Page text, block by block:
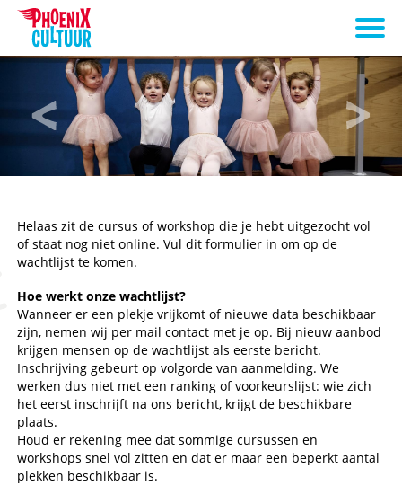
Helaas zit de cursus of workshop die je hebt uitgezocht vol
of staat nog niet online. Vul dit formulier in om op de
wachtlijst te komen.
Hoe werkt onze wachtlijst?
Wanneer er een plekje vrijkomt of nieuwe data beschikbaar
zijn, nemen wij per mail contact met je op. Bij nieuw aanbod
krijgen mensen op de wachtlijst als eerste bericht.
Inschrijving gebeurt op volgorde van aanmelding. We
werken dus niet met een ranking of voorkeurslijst: wie zich
het eerst inschrijft na ons bericht, krijgt de beschikbare
plaats.
Houd er rekening mee dat sommige cursussen en
workshops snel vol zitten en dat er maar een beperkt aantal
plekken beschikbaar is.